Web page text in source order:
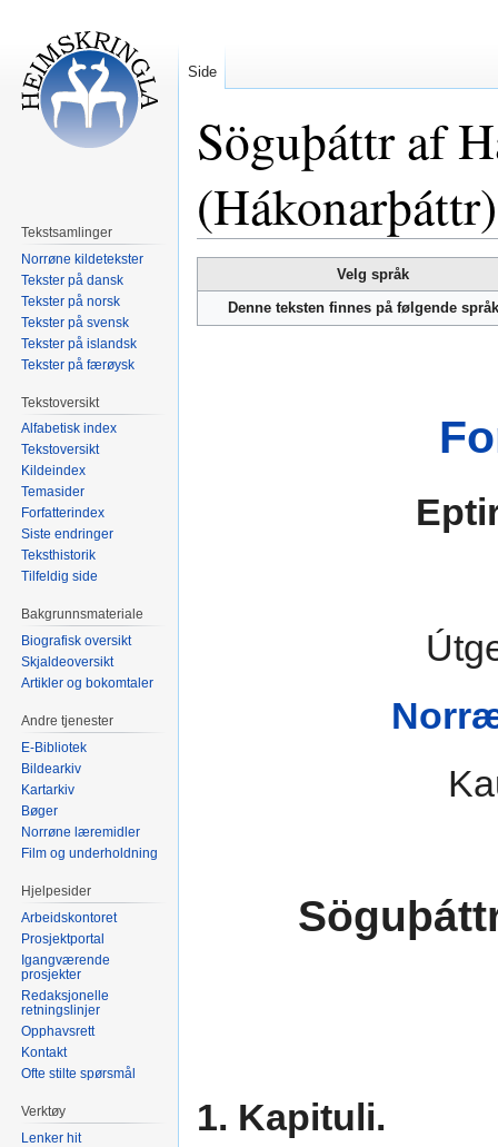
Söguþáttr af
(Hákonarþáttr)
til
navigering
til
Velg språk
Denne teksten finnes på følgende
1. Kapituli.
Side
Tekstsamlinger
Norrøne kildetekster
Tekster på dansk
Tekster på norsk
Tekster på svensk
Tekster på islandsk
Tekster på færøysk
Tekstoversikt
Alfabetisk index
Tekstoversikt
Kildeindex
Temasider
Forfatterindex
Siste endringer
Teksthistorik
Tilfeldig side
Bakgrunnsmateriale
Biografisk oversikt
Skjaldeoversikt
Artikler og bokomtaler
Andre tjenester
E-Bibliotek
Bildearkiv
Kartarkiv
Bøger
Norrøne læremidler
Film og underholdning
Hjelpesider
Arbeidskontoret
Prosjektportal
Igangværende
prosjekter
Redaksjonelle
retningslinjer
Opphavsrett
Kontakt
Ofte stilte spørsmål
Verktøy
Lenker hit